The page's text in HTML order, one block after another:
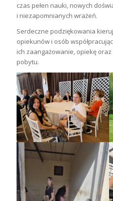
czas pełen nauki, nowych
i niezapomnianych wrażeń.
Serdeczne podziękowania
opiekunów i osób
ich zaangażowanie, opiekę
pobytu.